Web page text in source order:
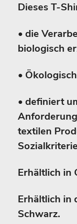
Dieses T-
• die
biologisch
•
• definiert
textilen
Erhältlich in
Erhältlich in
Schwarz.